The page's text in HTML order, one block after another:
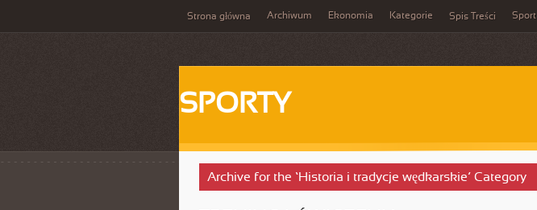
Strona główna Archiwum Ekonomia Kategorie Spis Treści Sport
SPORTY
Archive for the ‘Historia i tradycje wędkarskie’ Category